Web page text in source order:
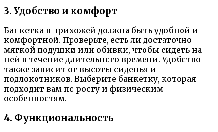
3. Удобство и комфорт
Банкетка в прихожей должна быть удобной и
комфортной. Проверьте, есть ли достаточно
мягкой подушки или обивки, чтобы сидеть на
ней в течение длительного времени. Удобство
также зависит от высоты сиденья и
подлокотников. Выберите банкетку, которая
подходит вам по росту и физическим
особенностям.
4. Функциональность